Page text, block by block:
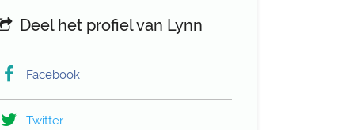
Deel het profiel van Lynn
Facebook
Twitter